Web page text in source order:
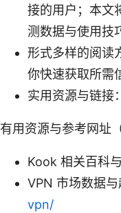
接的用户；本文
测数据与使用技
形式多样的阅读
你快速获取所需
实用资源与链接
有用资源与参考网址
Kook 相关百科
VPN 市场数据
vpn/